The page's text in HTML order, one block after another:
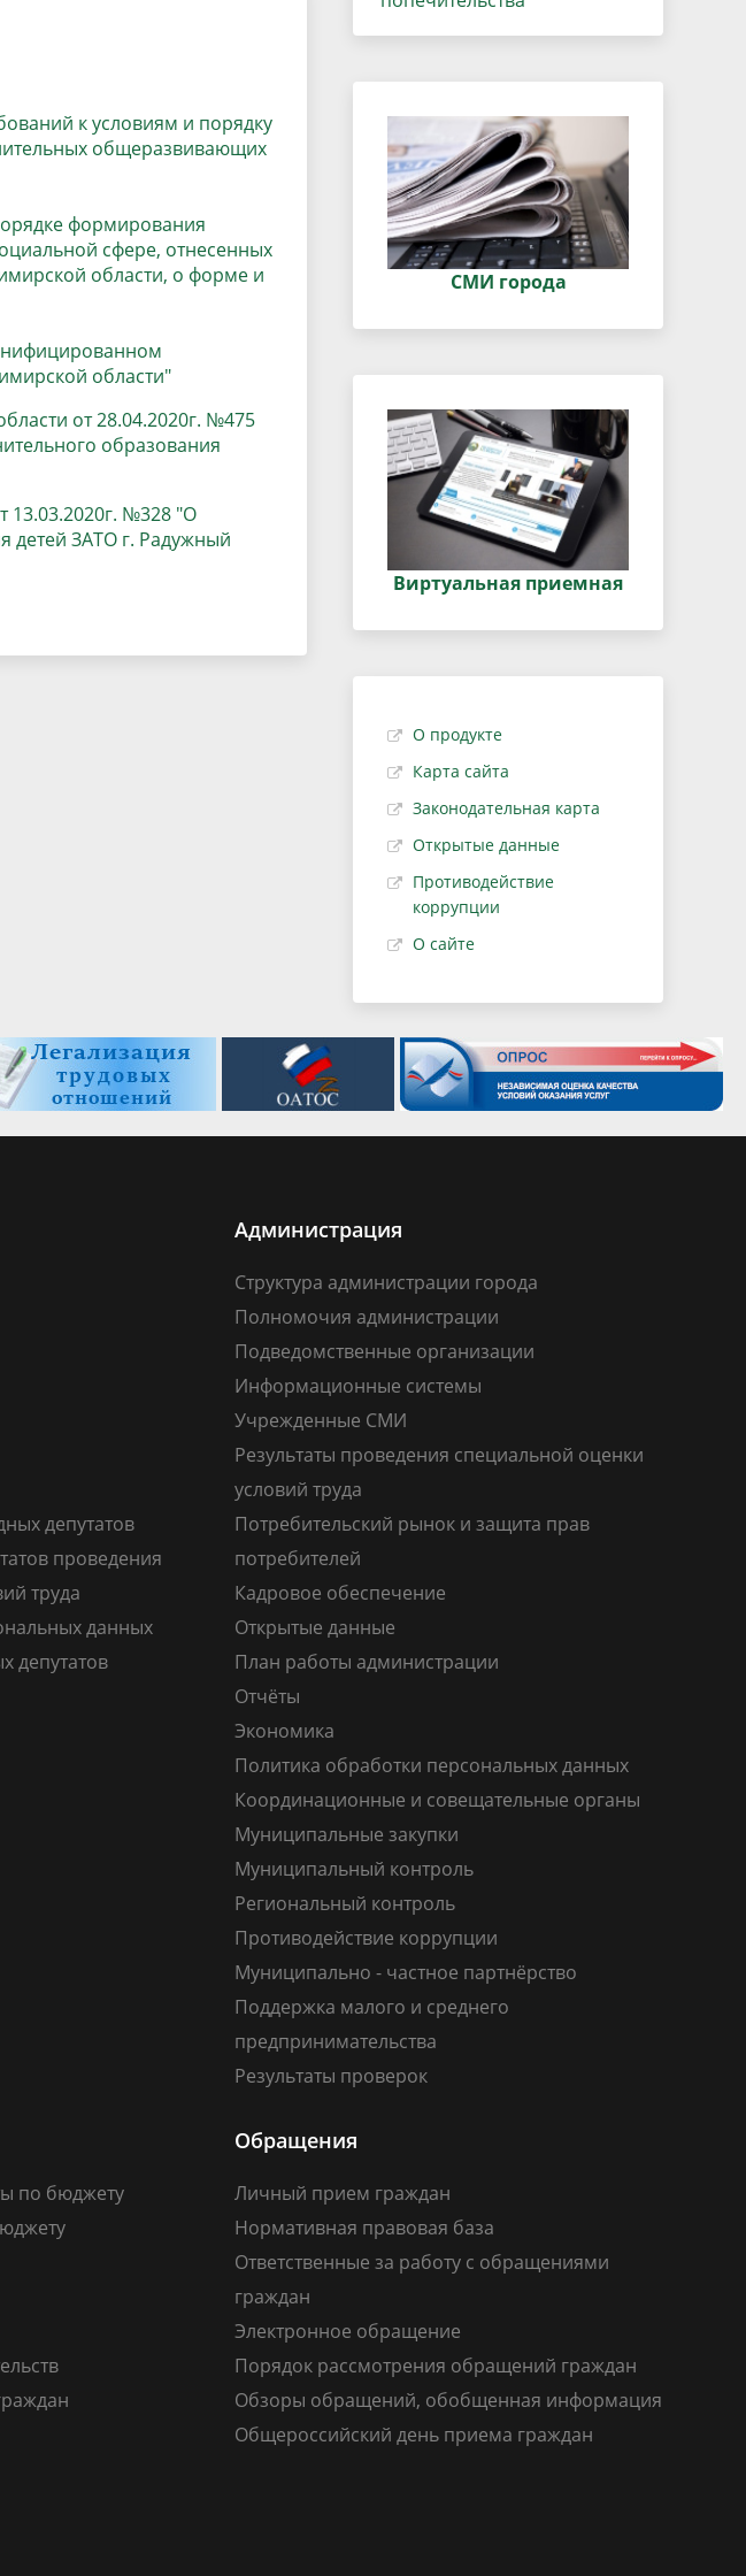
предпринимательства
к условиям и порядку
общеразвивающих
формирования
сфере, отнесенных
области, о форме и
области"
от 28.04.2020г. №475
образования
13.03.2020г. №328 "О
детей ЗАТО г. Радужный
СМИ города
Виртуальная приемная
О продукте
Карта сайта
Законодательная карта
Открытые данные
Противодействие
коррупции
О сайте
депутатов
проведения
труда
данных
депутатов
Администрация
Структура администрации города
Полномочия администрации
Подведомственные организации
Информационные системы
Учрежденные СМИ
Результаты проведения специальной оценки
условий труда
Потребительский рынок и защита прав
потребителей
Кадровое обеспечение
Открытые данные
План работы администрации
Отчёты
Экономика
Политика обработки персональных данных
Координационные и совещательные органы
Муниципальные закупки
Муниципальный контроль
Региональный контроль
Противодействие коррупции
Муниципально - частное партнёрство
Поддержка малого и среднего
предпринимательства
Результаты проверок
по бюджету
Обращения
Личный прием граждан
Нормативная правовая база
Ответственные за работу с обращениями
граждан
Электронное обращение
Порядок рассмотрения обращений граждан
Обзоры обращений, обобщенная информация
Общероссийский день приема граждан